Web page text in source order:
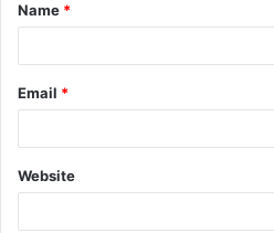
*
Name *
Email *
Website